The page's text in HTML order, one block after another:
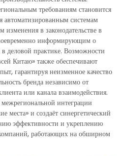
требованиям становится
автоматизированным системам
в законодательстве в
информирующим о
деловой практике. Возможности
Китаю» также обеспечивают
гарантируя неизменное качество
бренда независимо от
или канала взаимодействия.
интеграции
места» и создаёт синергетический
эффективности и укреплению
работающих на обширном